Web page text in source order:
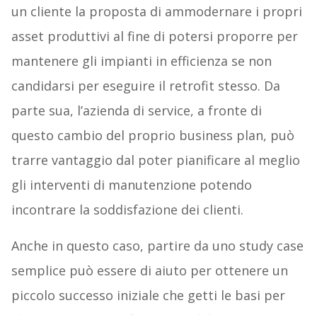
un cliente la proposta di ammodernare i propri
asset produttivi al fine di potersi proporre per
mantenere gli impianti in efficienza se non
candidarsi per eseguire il retrofit stesso. Da
parte sua, l’azienda di service, a fronte di
questo cambio del proprio business plan, può
trarre vantaggio dal poter pianificare al meglio
gli interventi di manutenzione potendo
incontrare la soddisfazione dei clienti.
Anche in questo caso, partire da uno study case
semplice può essere di aiuto per ottenere un
piccolo successo iniziale che getti le basi per